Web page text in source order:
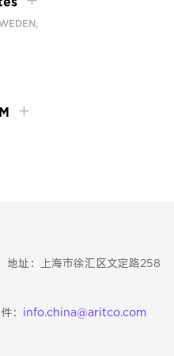
址：上海市徐汇区文定路258
： info.china@aritco.com